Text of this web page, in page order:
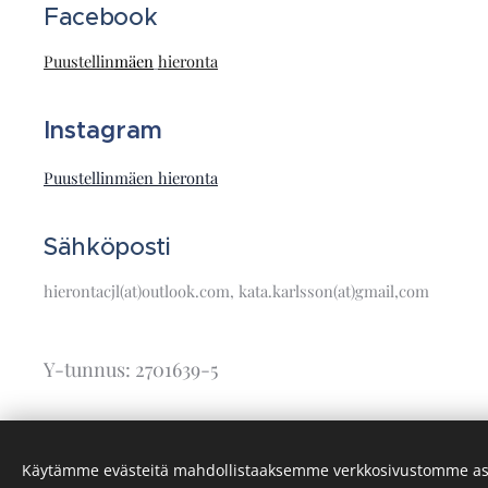
Facebook
Puustellinmäen hieronta
Instagram
Puustellinmäen hieronta
Sähköposti
hierontacjl(at)outlook.com, kata.karlsson(at)gmail,com
Y-tunnus: 2701639-5
Käytämme evästeitä mahdollistaaksemme verkkosivustomme